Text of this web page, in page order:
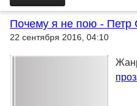
Почему я не пою - Петр
22 сентября 2016, 04:10